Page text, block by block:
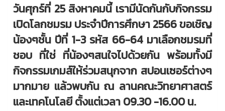
วันศุกร์ที่ 25 สิงหาคมนี้ เรามีนัดกันกับกิจกรรม
เปิดโลกชมรม ประจำปีการศึกษา 2566 ขอเชิญ
น้องๆชั้น ปีที่ 1-3 รหัส 66-64 มาเลือกชมรมที่
ชอบ ที่ใช่ ที่น้องๆสนใจไปด้วยกัน พร้อมทั้งมี
กิจกรรมเกมส์ให้ร่วมสนุกจาก สปอนเซอร์ต่างๆ
มากมาย แล้วพบกัน ณ ลานคณะวิทยาศาสตร์
และเทคโนโลยี ตั้งแต่เวลา 09.30 -16.00 น.